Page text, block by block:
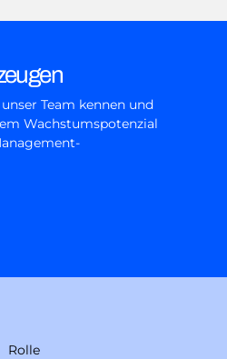
Team kennen und
Wachstumspotenzial
Rolle